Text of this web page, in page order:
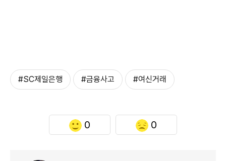
#SC제일은행 #금융사고 #여신거래
0 0